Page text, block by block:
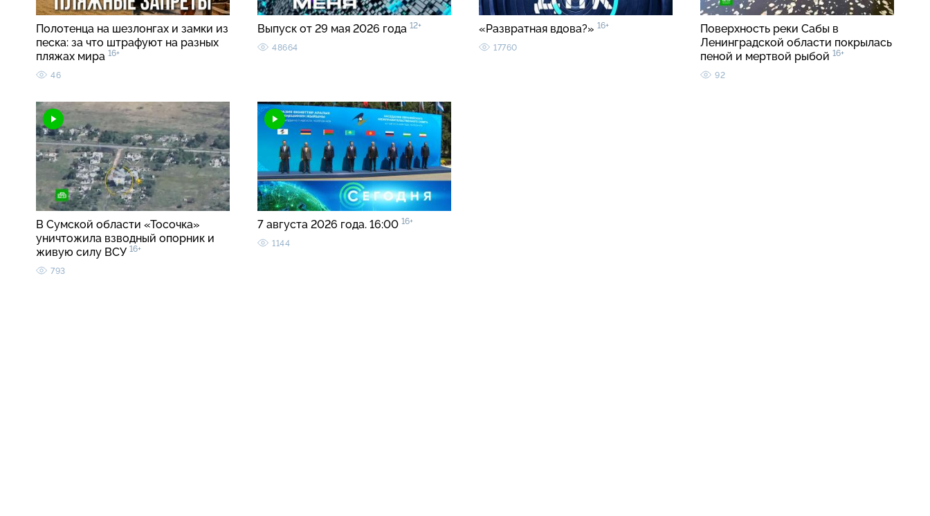
Полотенца на шезлонгах и замки из
песка: за что штрафуют на разных
пляжах мира 16+
46
Выпуск от 29 мая 2026 года 12+
48664
«Развратная вдова?» 16+
17760
Поверхность реки Сабы в
Ленинградской области покрылась
пеной и мертвой рыбой 16+
92
В Сумской области «Тосочка»
уничтожила взводный опорник и
живую силу ВСУ 16+
793
7 августа 2026 года. 16:00 16+
1144